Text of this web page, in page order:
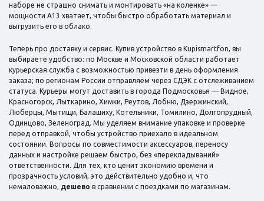
наборе не страшно снимать и монтировать «на коленке» —
мощности A13 хватает, чтобы быстро обработать материал и
выгрузить его в облако.
Теперь про доставку и сервис. Купив устройство в Kupismartfon, вы
выбираете удобство: по Москве и Московской области работает
курьерская служба с возможностью привезти в день оформления
заказа; по регионам России отправляем через СДЭК с отслеживанием
статуса. Курьеры могут доставить в города Подмосковья — Видное,
Красногорск, Лыткарино, Химки, Реутов, Лобню, Дзержинский,
Люберцы, Мытищи, Балашиху, Котельники, Томилино, Долгопрудный,
Одинцово, Зеленоград. Мы уделяем внимание упаковке и проверке
перед отправкой, чтобы устройство приехало в идеальном
состоянии. Вопросы по совместимости аксессуаров, переносу
данных и настройке решаем быстро, без «перекладываний»
ответственности. Для тех, кто ценит экономию времени и
прозрачность условий, это действительно удобно и, что
немаловажно, дешево в сравнении с поездками по магазинам.